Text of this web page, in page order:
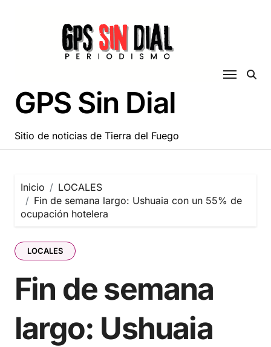
GPS Sin Dial
Sitio de noticias de Tierra del Fuego
Inicio
LOCALES
Fin de semana largo: Ushuaia con un 55% de
ocupación hotelera
LOCALES
Fin de semana
largo: Ushuaia